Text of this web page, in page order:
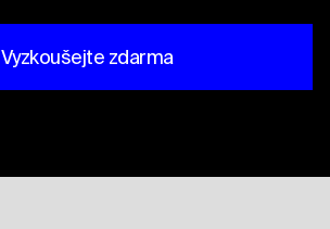
Vyzkoušejte zdarma